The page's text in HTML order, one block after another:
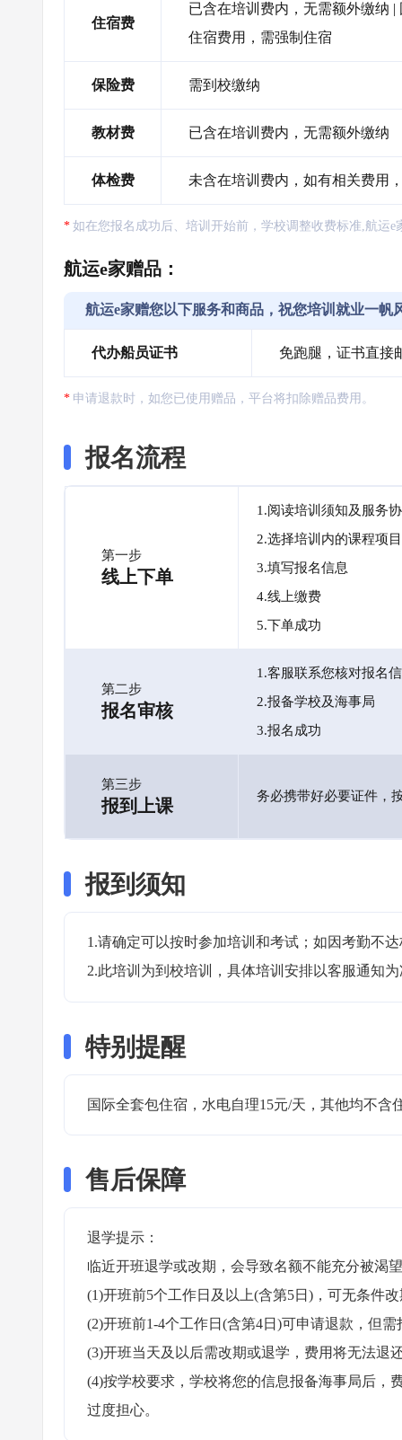
住宿费
已含在培训费内，无需额外缴纳
住宿费用，需强制住宿
保险费 需到校缴纳
教材费 已含在培训费内，无需额外缴纳
体检费 未含在培训费内，如有相关费用
如在您报名成功后、培训开始前，学校调整收费标准,航运
航运e家赠品：
航运e家赠您以下服务和商品，祝您培训就业一帆
代办船员证书 免跑腿，证书直接
申请退款时，如您已使用赠品，平台将扣除赠品费用。
报名流程
第一步
线上下单
1.阅读培训须知及服务
2.选择培训内的课程项目
3.填写报名信息
4.线上缴费
5.下单成功
第二步
报名审核
1.客服联系您核对报名
2.报备学校及海事局
3.报名成功
第三步
报到上课 务必携带好必要证件，
报到须知
1.请确定可以按时参加培训和考试；如因考勤不
2.此培训为到校培训，具体培训安排以客服通知
特别提醒
国际全套包住宿，水电自理15元/天，其他均不含
售后保障
退学提示：
临近开班退学或改期，会导致名额不能充分被渴
(1)开班前5个工作日及以上(含第5日)，可无条件
(2)开班前1-4个工作日(含第4日)可申请退款，但
(3)开班当天及以后需改期或退学，费用将无法退
(4)按学校要求，学校将您的信息报备海事局后，
过度担心。